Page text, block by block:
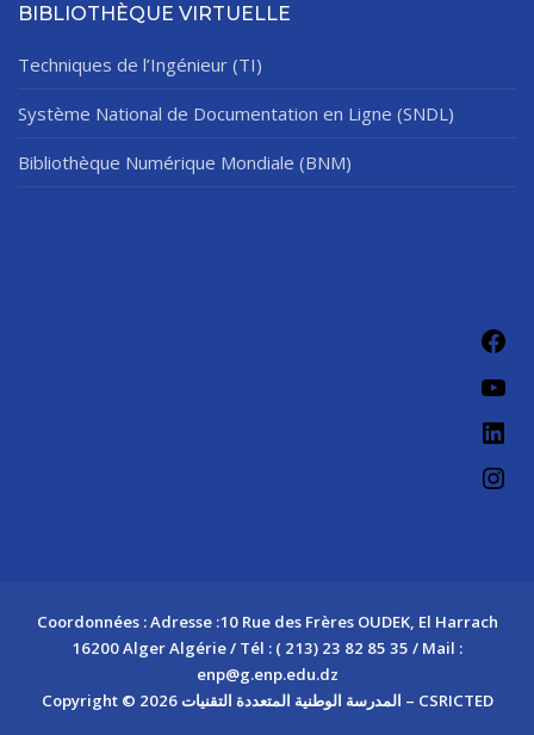
BIBLIOTHÈQUE VIRTUELLE
Techniques de l’Ingénieur (TI)
Système National de Documentation en Ligne (SNDL)
Bibliothèque Numérique Mondiale (BNM)
Coordonnées : Adresse :10 Rue des Frères OUDEK, El Harrach
16200 Alger Algérie / Tél : ( 213) 23 82 85 35 / Mail :
enp@g.enp.edu.dz
Copyright © 2026 المدرسة الوطنية المتعددة التقنيات – CSRICTED